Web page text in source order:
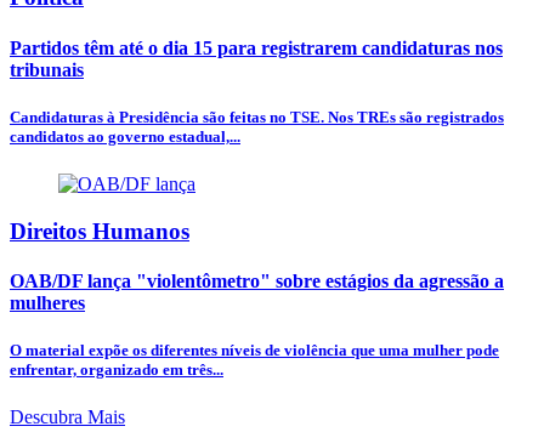
Partidos têm até o dia 15 para registrarem candidaturas nos
tribunais
Candidaturas à Presidência são feitas no TSE. Nos TREs são registrados
candidatos ao governo estadual,...
Direitos Humanos
OAB/DF lança "violentômetro" sobre estágios da agressão a
mulheres
O material expõe os diferentes níveis de violência que uma mulher pode
enfrentar, organizado em três...
Descubra Mais